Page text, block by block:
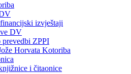
izvještaji
DV
prevedbi ZPPI
Horvata Kotoriba
i čitaonice